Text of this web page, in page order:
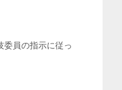
委員の指示に従っ